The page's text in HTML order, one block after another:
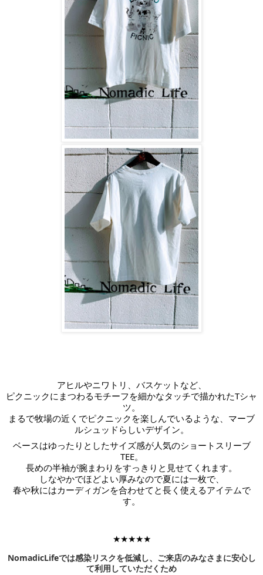
アヒルやニワトリ、バスケットなど、
ピクニックにまつわるモチーフを細かなタッチで描かれたTシャ
ツ。
まるで牧場の近くでピクニックを楽しんでいるような、マーブ
ルシュッドらしいデザイン。
ベースはゆったりとしたサイズ感が人気のショートスリーブ
TEE。
長めの半袖が腕まわりをすっきりと見せてくれます。
しなやかでほどよい厚みなので夏には一枚で、
春や秋にはカーディガンを合わせてと長く使えるアイテムで
す。
★★★★★
NomadicLifeでは感染リスクを低減し、ご来店のみなさまに安心し
て利用していただくため